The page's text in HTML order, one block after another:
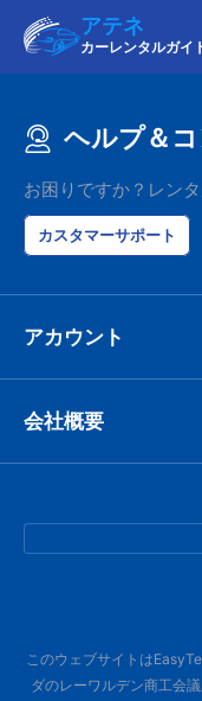
アテネ
カーレンタルガイ
ヘルプ＆
お困りですか？レン
カスタマーサポート
アカウント
会社概要
このウェブサイトは
ダのレーワルデン商工会